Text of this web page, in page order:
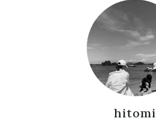
hitomi